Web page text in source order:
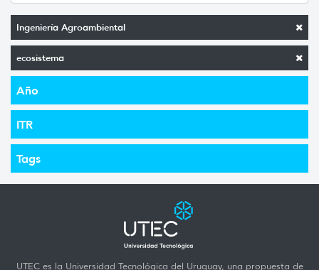
Ingeniería Agroambiental
ecosistema
Año
ITR
Tags
UTEC es la Universidad Tecnológica del Uruguay, una propuesta de